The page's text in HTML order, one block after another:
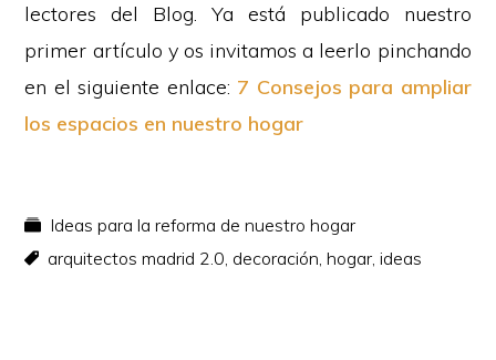
lectores del Blog. Ya está publicado nuestro
primer artículo y os invitamos a leerlo pinchando
en el siguiente enlace: 7 Consejos para ampliar
los espacios en nuestro hogar
Ideas para la reforma de nuestro hogar
arquitectos madrid 2.0, decoración,hogar,ideas